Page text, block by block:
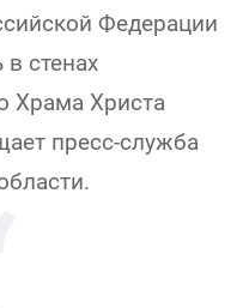
Федерации
стенах
Храма Христа
пресс-служба